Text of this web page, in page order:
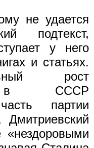
не удается
подтекст,
у него
и статьях.
рост
в СССР
партии
«нездоровыми